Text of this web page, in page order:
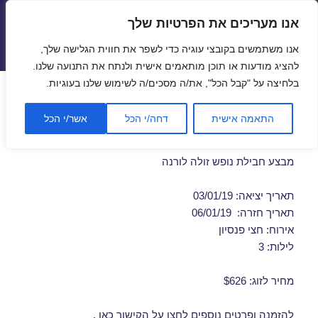
אנו מעריכים את הפרטיות שלך
אנו משתמשים בקובצי עוגיה כדי לשפר את חווית הגלישה שלך,
להציג מודעות או תוכן מותאמים אישית ולנתח את התנועה שלנו.
בלחיצה על "קבל הכל", את/ה מסכים/ה לשימוש שלנו בעוגיות.
התאמה אישית דחה/י הכל אשר/י הכל
תפריטים
ווידג'טים
חבילות נופש לורנה בינואר
03/01/2019
מבצע חבילת נופש זולה לורנה
תאריך יציאה: 03/01/19
תאריך חזרה: 06/01/19
אירוח: חצי פנסיון
לילות: 3
מחיר לזוג: $626
להזמנה ופרטים נוספים לחצו על הקישור כאן .